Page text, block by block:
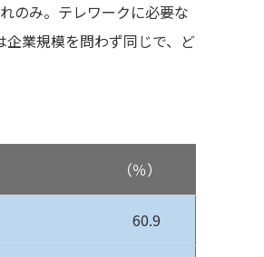
のみ。テレワークに必要な
企業規模を問わず同じで、ど
（％）
60.9